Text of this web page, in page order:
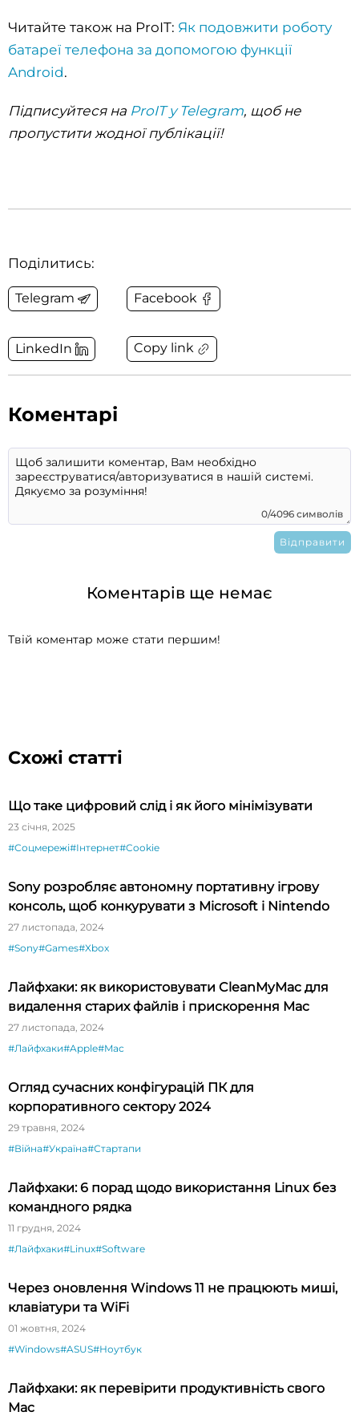
Читайте також на ProIT: Як подовжити роботу
батареї телефона за допомогою функції
Android.
Підписуйтеся на ProIT у Telegram, щоб не
пропустити жодної публікації!
Поділитись:
Telegram Facebook
LinkedIn Copy link
Коментарі
0/4096 символів
Коментарів ще немає
Твій коментар може стати першим!
Схожі статті
Що таке цифровий слід і як його мінімізувати
23 січня, 2025
#Соцмережі#Інтернет#Cookie
Sony розробляє автономну портативну ігрову
консоль, щоб конкурувати з Microsoft і Nintendo
27 листопада, 2024
#Sony#Games#Xbox
Лайфхаки: як використовувати CleanMyMac для
видалення старих файлів і прискорення Mac
27 листопада, 2024
#Лайфхаки#Apple#Mac
Огляд сучасних конфігурацій ПК для
корпоративного сектору 2024
29 травня, 2024
#Війна#Україна#Стартапи
Лайфхаки: 6 порад щодо використання Linux без
командного рядка
11 грудня, 2024
#Лайфхаки#Linux#Software
Через оновлення Windows 11 не працюють миші,
клавіатури та WiFi
01 жовтня, 2024
#Windows#ASUS#Ноутбук
Лайфхаки: як перевірити продуктивність свого
Mac